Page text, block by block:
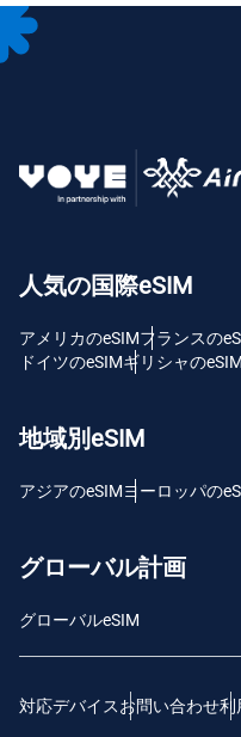
人気の国際eSIM
アメリカのeSIMフランスの
ドイツのeSIMギリシャのeSIM
地域別eSIM
アジアのeSIMヨーロッパの
グローバル計画
グローバルeSIM
対応デバイスお問い合わせ利